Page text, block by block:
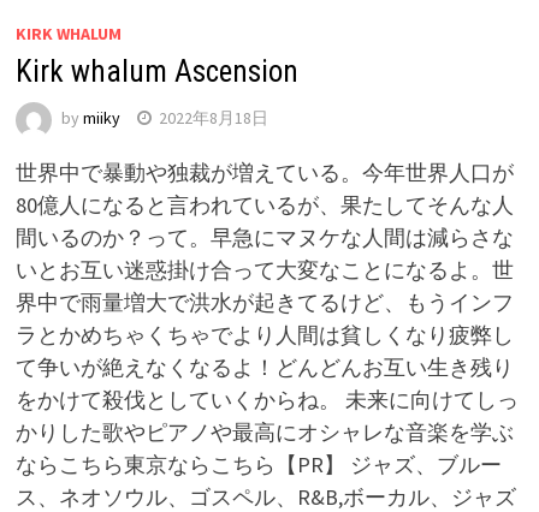
KIRK WHALUM
Kirk whalum Ascension
by miiky 2022年8月18日
世界中で暴動や独裁が増えている。今年世界人口が
80億人になると言われているが、果たしてそんな人
間いるのか？って。早急にマヌケな人間は減らさな
いとお互い迷惑掛け合って大変なことになるよ。世
界中で雨量増大で洪水が起きてるけど、もうインフ
ラとかめちゃくちゃでより人間は貧しくなり疲弊し
て争いが絶えなくなるよ！どんどんお互い生き残り
をかけて殺伐としていくからね。 未来に向けてしっ
かりした歌やピアノや最高にオシャレな音楽を学ぶ
ならこちら東京ならこちら【PR】 ジャズ、ブルー
ス、ネオソウル、ゴスペル、R&B,ボーカル、ジャズ